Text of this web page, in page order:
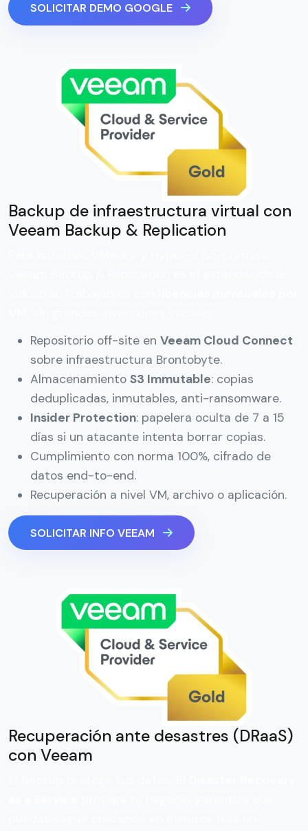
SOLICITAR DEMO GOOGLE
Backup de infraestructura virtual con
Veeam Backup & Replication
Repositorio off-site en Veeam Cloud Connect
sobre infraestructura Brontobyte.
Almacenamiento S3 Immutable: copias
deduplicadas, inmutables, anti-ransomware.
Insider Protection: papelera oculta de 7 a 15
días si un atacante intenta borrar copias.
Cumplimiento con norma 100%, cifrado de
datos end-to-end.
Recuperación a nivel VM, archivo o aplicación.
SOLICITAR INFO VEEAM
Recuperación ante desastres (DRaaS)
con Veeam